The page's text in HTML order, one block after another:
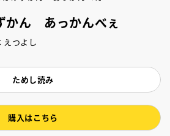
かん あっかんべぇ
えつよし
ためし読み
購入はこちら